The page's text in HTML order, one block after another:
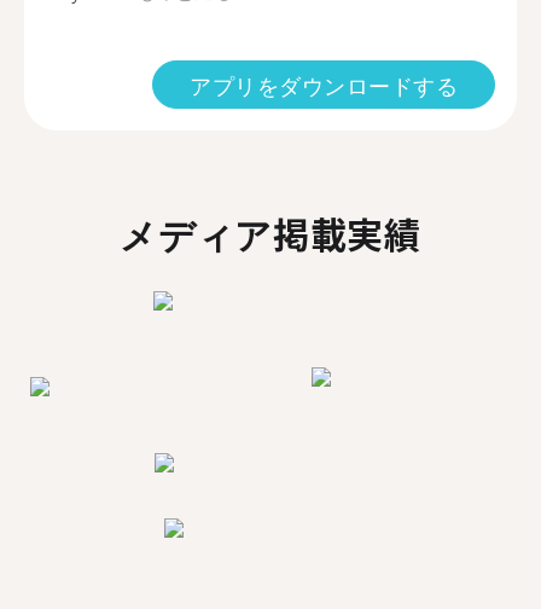
アプリをダウンロードする
メディア掲載実績